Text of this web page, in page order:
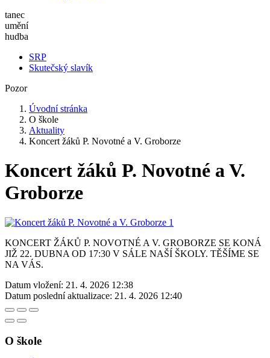
tanec
umění
hudba
SRP
Skutečský slavík
Pozor
Úvodní stránka
O škole
Aktuality
Koncert žáků P. Novotné a V. Groborze
Koncert žáků P. Novotné a V.
Groborze
KONCERT ŽÁKŮ P. NOVOTNÉ A V. GROBORZE SE KONÁ
JIŽ 22. DUBNA OD 17:30 V SÁLE NAŠÍ ŠKOLY. TĚŠÍME SE
NA VÁS.
Datum vložení: 21. 4. 2026 12:38
Datum poslední aktualizace: 21. 4. 2026 12:40
O škole